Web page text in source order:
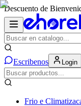
Descuento de
Escribenos Login
Frio e